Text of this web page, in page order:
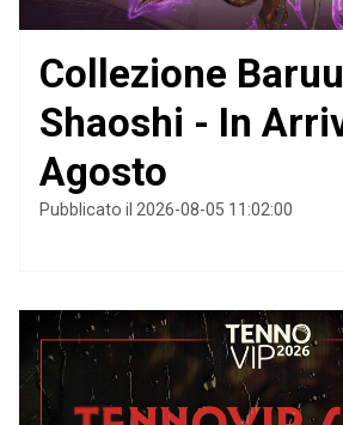
Collezione
Shaoshi - In
Agosto
Pubblicato il 2026-08-05 11:02:00